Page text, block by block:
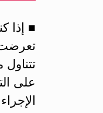
■ إذا
تعرضت
على